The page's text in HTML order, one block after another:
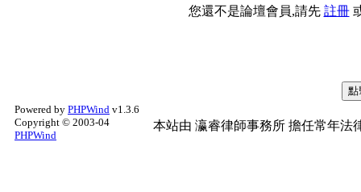
您還不是論壇會員,請先 註冊
Powered by PHPWind v1.3.6
Copyright © 2003-04
PHPWind
本站由 瀛睿律師事務所 擔任常年法